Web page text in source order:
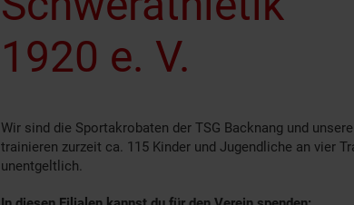
1920 e. V.
Wir sind die Sportakrobaten der TSG Backnang und
trainieren zurzeit ca. 115 Kinder und Jugendliche an vier
unentgeltlich.